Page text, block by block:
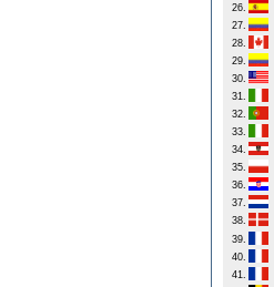
26.
27.
28.
29.
30.
31.
32.
33.
34.
35.
36.
37.
38.
39.
40.
41.